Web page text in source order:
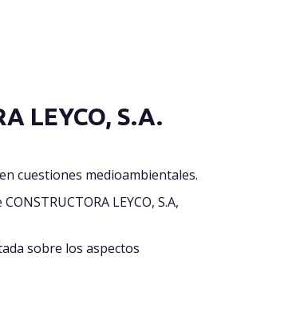
LEYCO, S.A.
cuestiones medioambientales.
LEYCO, S.A,
sobre los aspectos